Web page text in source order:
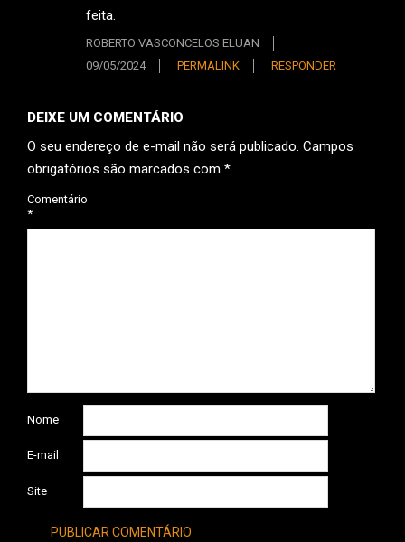
feita.
ROBERTO VASCONCELOS ELUAN
09/05/2024
PERMALINK RESPONDER
DEIXE UM COMENTÁRIO
O seu endereço de e-mail não será publicado. Campos
obrigatórios são marcados com *
Comentário
*
Nome
E-mail
Site